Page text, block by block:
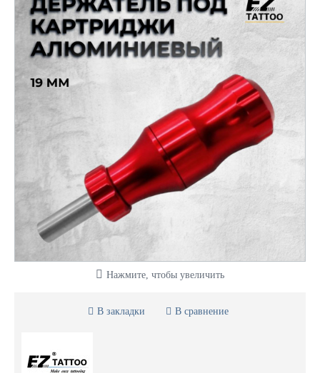
Нажмите, чтобы увеличить
В закладки В сравнение